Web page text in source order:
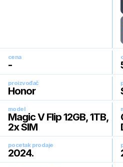
cena
-
proizvođač
Honor
model
Magic V Flip 12GB, 1TB,
2x SIM
pocetak prodaje
2024.